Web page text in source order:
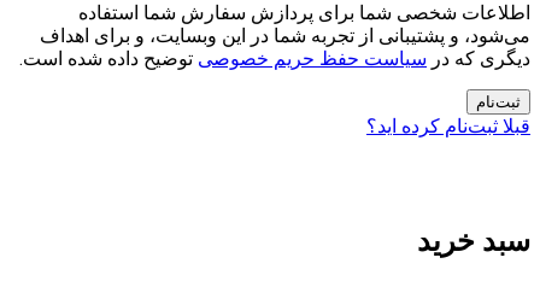
اطلاعات شخصی شما برای پردازش سفارش شما استفاده
می‌شود، و پشتیبانی از تجربه شما در این وبسایت، و برای اهداف
دیگری که در سیاست حفظ حریم خصوصی توضیح داده شده است.
ثبت‌نام
قبلا ثبت‌نام کرده اید؟
سبد خرید